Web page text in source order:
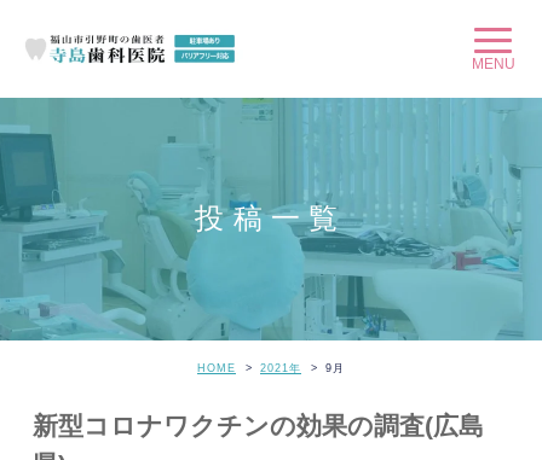
投稿一覧
HOME 2021年 9 月
新型コロナワクチンの効果の調査(広島